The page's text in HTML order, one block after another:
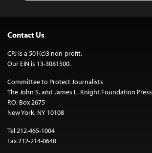
Contact Us
CPJ is a 501(c)3 non-profit.
Our EIN is 13-3081500.
Committee to Protect Journalists
The John S. and James L. Knight Foundation
P.O. Box 2675
New York, NY 10108
Tel 212-465-1004
Fax 212-214-0640